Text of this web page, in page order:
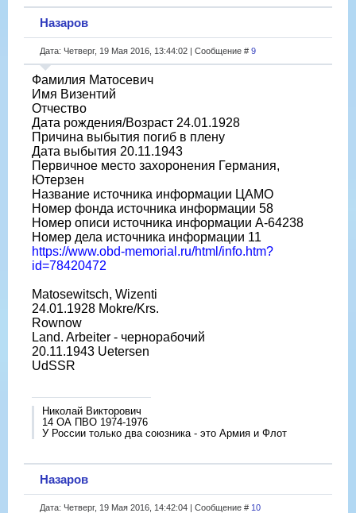
Назаров
Дата: Четверг, 19 Мая 2016, 13:44:02 | Сообщение # 9
Фамилия Матосевич
Имя Визентий
Отчество
Дата рождения/Возраст 24.01.1928
Причина выбытия погиб в плену
Дата выбытия 20.11.1943
Первичное место захоронения Германия,
Ютерзен
Название источника информации ЦАМО
Номер фонда источника информации 58
Номер описи источника информации A-64238
Номер дела источника информации 11
https://www.obd-memorial.ru/html/info.htm?
id=78420472
Matosewitsch, Wizenti
24.01.1928 Mokre/Krs.
Rownow
Land. Arbeiter - чернорабочий
20.11.1943 Uetersen
UdSSR
Николай Викторович
14 ОА ПВО 1974-1976
У России только два союзника - это Армия и Флот
Назаров
Дата: Четверг, 19 Мая 2016, 14:42:04 | Сообщение # 10